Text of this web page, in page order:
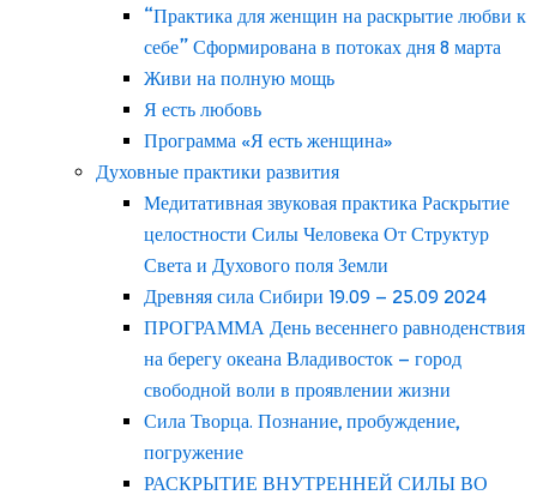
“Практика для женщин на раскрытие любви к
себе” Сформирована в потоках дня 8 марта
Живи на полную мощь
Я есть любовь
Программа «Я есть женщина»
Духовные практики развития
Медитативная звуковая практика Раскрытие
целостности Силы Человека От Структур
Света и Духового поля Земли
Древняя сила Сибири 19.09 – 25.09 2024
ПРОГРАММА День весеннего равноденствия
на берегу океана Владивосток – город
свободной воли в проявлении жизни
Сила Творца. Познание, пробуждение,
погружение
РАСКРЫТИЕ ВНУТРЕННЕЙ СИЛЫ ВО